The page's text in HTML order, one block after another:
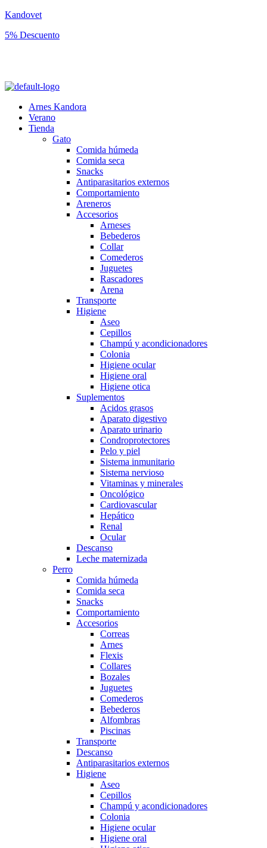
Kandovet
5% Descuento
Arnes Kandora
Verano
Tienda
Gato
Comida húmeda
Comida seca
Snacks
Antiparasitarios externos
Comportamiento
Areneros
Accesorios
Arneses
Bebederos
Collar
Comederos
Juguetes
Rascadores
Arena
Transporte
Higiene
Aseo
Cepillos
Champú y acondicionadores
Colonia
Higiene ocular
Higiene oral
Higiene otica
Suplementos
Acidos grasos
Aparato digestivo
Aparato urinario
Condroprotectores
Pelo y piel
Sistema inmunitario
Sistema nervioso
Vitaminas y minerales
Oncológico
Cardiovascular
Hepático
Renal
Ocular
Descanso
Leche maternizada
Perro
Comida húmeda
Comida seca
Snacks
Comportamiento
Accesorios
Correas
Arnes
Flexis
Collares
Bozales
Juguetes
Comederos
Bebederos
Alfombras
Piscinas
Transporte
Descanso
Antiparasitarios externos
Higiene
Aseo
Cepillos
Champú y acondicionadores
Colonia
Higiene ocular
Higiene oral